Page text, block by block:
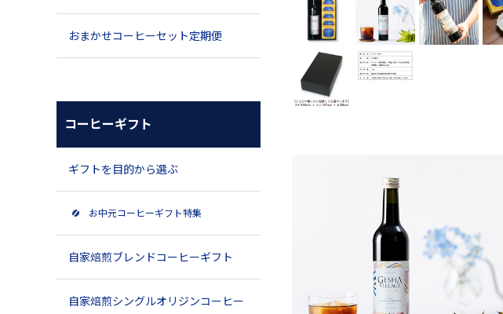
おまかせコーヒーセット定期便
コーヒーギフト
ギフトを目的から選ぶ
お中元コーヒーギフト特集
自家焙煎ブレンドコーヒーギフト
自家焙煎シングルオリジンコーヒー